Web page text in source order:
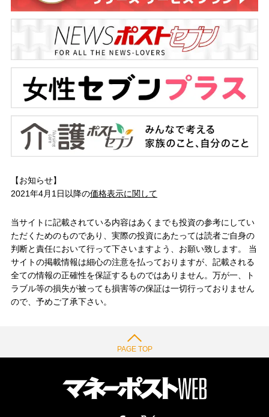
【お知らせ】
2021年4月1日以降の価格表示に関して
当サイトに記載されている内容はあくまでも投資の参考にしてい
ただくためのものであり、実際の投資にあたっては読者ご自身の
判断と責任において行って下さいますよう、お願い致します。 当
サイトの掲載情報は細心の注意を払っておりますが、記載される
全ての情報の正確性を保証するものではありません。万が一、ト
ラブル等の損失が被っても損害等の保証は一切行っておりません
ので、予めご了承下さい。
PAGE TOP